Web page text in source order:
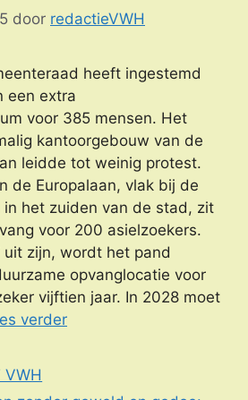
door redactieVWH
heeft ingestemd
een extra
voor 385 mensen. Het
kantoorgebouw van de
leidde tot weinig protest.
de Europalaan, vlak bij de
het zuiden van de stad, zit
voor 200 asielzoekers.
zijn, wordt het pand
opvanglocatie voor
vijftien jaar. In 2028 moet
verder
VWH